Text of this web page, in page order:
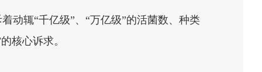
动辄“千亿级”、“万亿级”的活菌数、种类
核心诉求。